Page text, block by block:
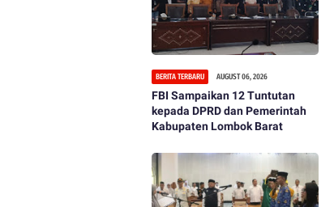
BERITA TERBARU AUGUST 06, 2026
FBI Sampaikan 12 Tuntutan
kepada DPRD dan Pemerintah
Kabupaten Lombok Barat